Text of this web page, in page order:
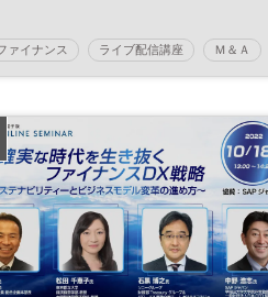
ァイナンス ライブ配信講座 Ｍ＆Ａ